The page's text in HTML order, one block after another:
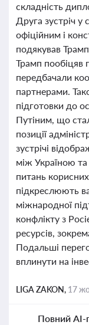
складність
Друга зустріч у
офіційним і
подякував
Трамп пообіцяв
передбачали
партнерами.
підготовки до
Путіним, що
позиції
зустрічі
між Україною
питань
підкреслюють
міжнародної
конфлікту з
ресурсів,
Подальші
вплинути на
LIGA ZAKON, 17
Повний AI-